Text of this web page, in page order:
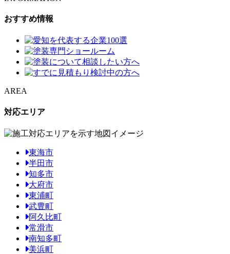
おすすめ情報
AREA
対応エリア
東海市
半田市
知多市
大府市
東浦町
武豊町
阿久比町
常滑市
南知多町
美浜町